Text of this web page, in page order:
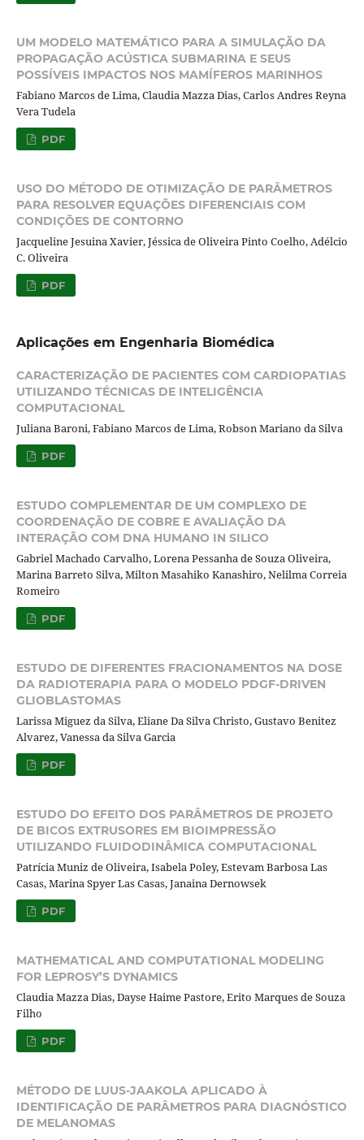
UM MODELO MATEMÁTICO PARA A SIMULAÇÃO DA
PROPAGAÇÃO ACÚSTICA SUBMARINA E SEUS
POSSÍVEIS IMPACTOS NOS MAMÍFEROS MARINHOS
Fabiano Marcos de Lima, Claudia Mazza Dias, Carlos Andres Reyna
Vera Tudela
PDF
USO DO MÉTODO DE OTIMIZAÇÃO DE PARÂMETROS
PARA RESOLVER EQUAÇÕES DIFERENCIAIS COM
CONDIÇÕES DE CONTORNO
Jacqueline Jesuina Xavier, Jéssica de Oliveira Pinto Coelho, Adélcio
C. Oliveira
PDF
Aplicações em Engenharia Biomédica
CARACTERIZAÇÃO DE PACIENTES COM CARDIOPATIAS
UTILIZANDO TÉCNICAS DE INTELIGÊNCIA
COMPUTACIONAL
Juliana Baroni, Fabiano Marcos de Lima, Robson Mariano da Silva
PDF
ESTUDO COMPLEMENTAR DE UM COMPLEXO DE
COORDENAÇÃO DE COBRE E AVALIAÇÃO DA
INTERAÇÃO COM DNA HUMANO IN SILICO
Gabriel Machado Carvalho, Lorena Pessanha de Souza Oliveira,
Marina Barreto Silva, Milton Masahiko Kanashiro, Nelilma Correia
Romeiro
PDF
ESTUDO DE DIFERENTES FRACIONAMENTOS NA DOSE
DA RADIOTERAPIA PARA O MODELO PDGF-DRIVEN
GLIOBLASTOMAS
Larissa Miguez da Silva, Eliane Da Silva Christo, Gustavo Benitez
Alvarez, Vanessa da Silva Garcia
PDF
ESTUDO DO EFEITO DOS PARÂMETROS DE PROJETO
DE BICOS EXTRUSORES EM BIOIMPRESSÃO
UTILIZANDO FLUIDODINÂMICA COMPUTACIONAL
Patrícia Muniz de Oliveira, Isabela Poley, Estevam Barbosa Las
Casas, Marina Spyer Las Casas, Janaina Dernowsek
PDF
MATHEMATICAL AND COMPUTATIONAL MODELING
FOR LEPROSY’S DYNAMICS
Claudia Mazza Dias, Dayse Haime Pastore, Erito Marques de Souza
Filho
PDF
MÉTODO DE LUUS-JAAKOLA APLICADO À
IDENTIFICAÇÃO DE PARÂMETROS PARA DIAGNÓSTICO
DE MELANOMAS